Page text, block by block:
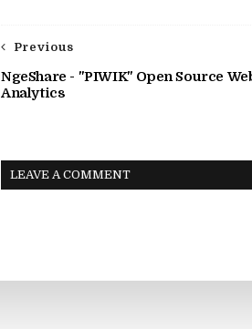
Previous
NgeShare - "PIWIK" Open Source
Analytics
LEAVE A COMMENT